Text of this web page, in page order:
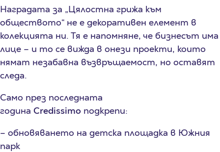
Наградата за „Цялостна грижа към
обществото“ не е декоративен елемент в
колекцията ни. Тя е напомняне, че бизнесът има
лице – и то се вижда в онези проекти, които
нямат незабавна възвръщаемост, но оставят
следа.
Само през последната
година Credissimo подкрепи:
– обновяването на детска площадка в Южния
парк